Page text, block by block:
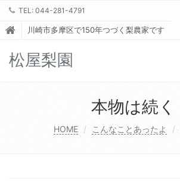
TEL: 044-281-4791
川崎市多摩区で150年つづく梨農家です
松屋梨園
本物は続く
HOME こんなことあったよ